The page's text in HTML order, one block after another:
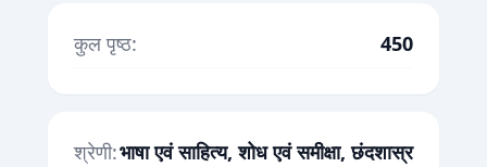
कुल पृष्ठ: 450
श्रेणी:भाषा एवं साहित्य, शोध एवं समीक्षा, छंदशास्र